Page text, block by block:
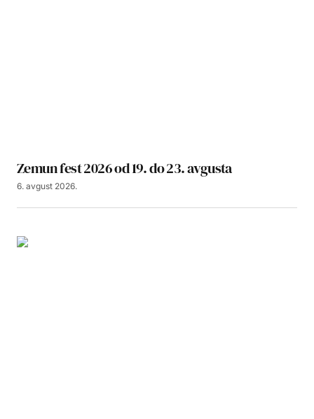
Zemun fest 2026 od 19. do 23. avgusta
6. avgust 2026.